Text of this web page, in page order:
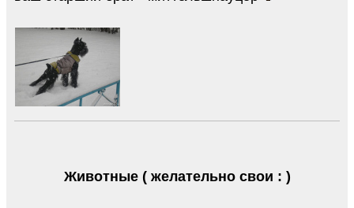
Животные ( желательно свои : )